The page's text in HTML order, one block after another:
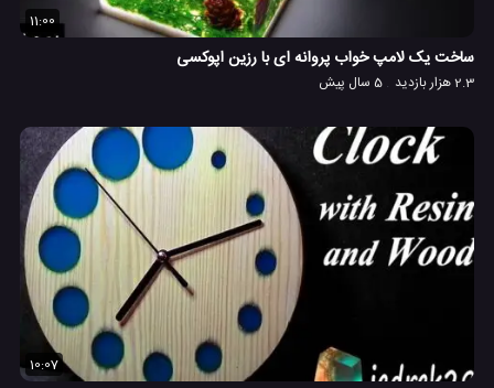
11:00
ساخت یک لامپ خواب پروانه ای با رزین اپوکسی
2.3 هزار بازدید 5 سال پیش
10:07